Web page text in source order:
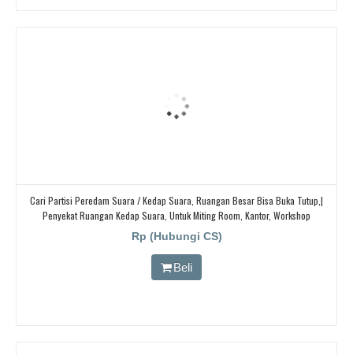
Cari Partisi Peredam Suara / Kedap Suara, Ruangan Besar Bisa Buka Tutup,|
Penyekat Ruangan Kedap Suara, Untuk Miting Room, Kantor, Workshop
Rp (Hubungi CS)
Beli